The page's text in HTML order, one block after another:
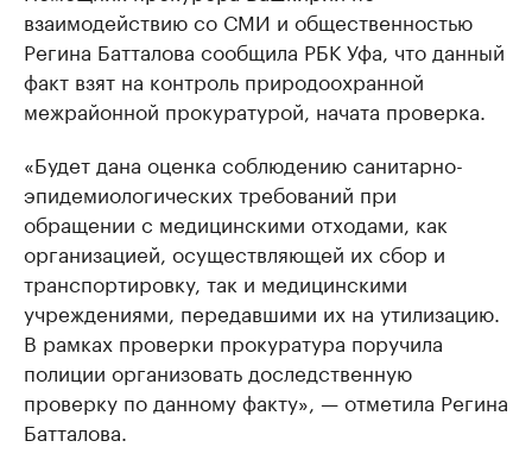
взаимодействию со СМИ и общественностью
Регина Батталова сообщила РБК Уфа, что данный
факт взят на контроль природоохранной
межрайонной прокуратурой, начата проверка.
«Будет дана оценка соблюдению санитарно-
эпидемиологических требований при
обращении с медицинскими отходами, как
организацией, осуществляющей их сбор и
транспортировку, так и медицинскими
учреждениями, передавшими их на утилизацию.
В рамках проверки прокуратура поручила
полиции организовать доследственную
проверку по данному факту», — отметила Регина
Батталова.